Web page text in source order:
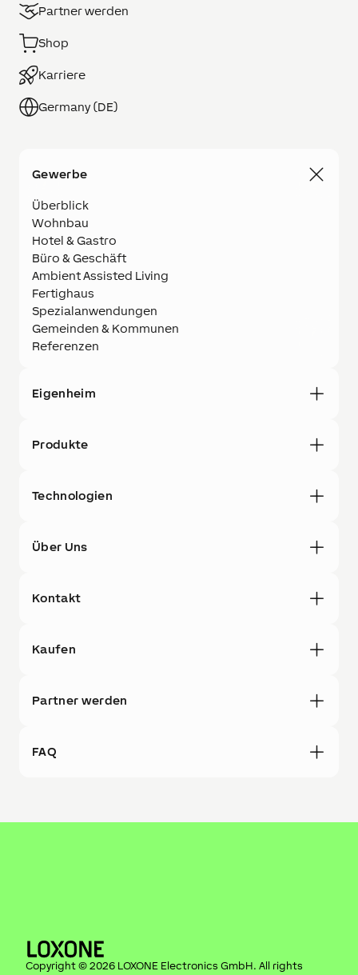
Partner werden
Shop
Karriere
Germany (DE)
Gewerbe
Überblick
Wohnbau
Hotel & Gastro
Büro & Geschäft
Ambient Assisted Living
Fertighaus
Spezialanwendungen
Gemeinden & Kommunen
Referenzen
Eigenheim
Produkte
Technologien
Über Uns
Kontakt
Kaufen
Partner werden
FAQ
Copyright © 2026 LOXONE Electronics GmbH. All rights